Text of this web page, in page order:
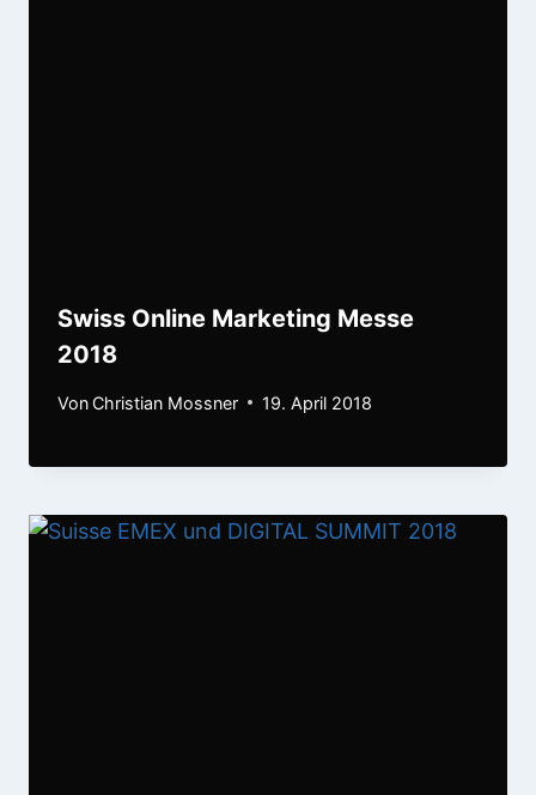
Swiss Online Marketing Messe
2018
VonChristian Mossner 19. April 2018